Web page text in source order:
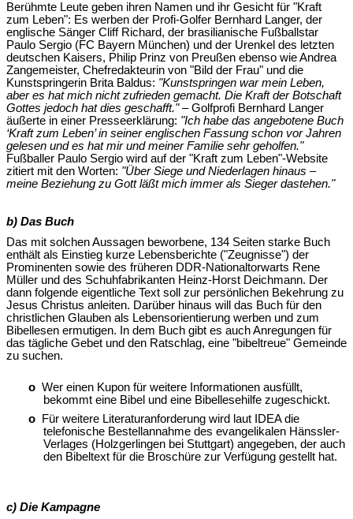
Berühmte Leute geben ihren Namen und ihr Gesicht für "Kraft
zum Leben": Es werben der Profi-Golfer Bernhard Langer, der
englische Sänger Cliff Richard, der brasilianische Fußballstar
Paulo Sergio (FC Bayern München) und der Urenkel des letzten
deutschen Kaisers, Philip Prinz von Preußen ebenso wie Andrea
Zangemeister, Chefredakteurin von "Bild der Frau" und die
Kunstspringerin Brita Baldus: "Kunstspringen war mein Leben,
aber es hat mich nicht zufrieden gemacht. Die Kraft der Botschaft
Gottes jedoch hat dies geschafft."– Golfprofi Bernhard Langer
äußerte in einer Presseerklärung: "Ich habe das angebotene Buch
‘Kraft zum Leben’ in seiner englischen Fassung schon vor Jahren
gelesen und es hat mir und meiner Familie sehr geholfen."
Fußballer Paulo Sergio wird auf der "Kraft zum Leben"-Website
zitiert mit den Worten: "Über Siege und Niederlagen hinaus –
meine Beziehung zu Gott läßt mich immer als Sieger dastehen."
b) Das Buch
Das mit solchen Aussagen beworbene, 134 Seiten starke Buch
enthält als Einstieg kurze Lebensberichte ("Zeugnisse") der
Prominenten sowie des früheren DDR-Nationaltorwarts Rene
Müller und des Schuhfabrikanten Heinz-Horst Deichmann. Der
dann folgende eigentliche Text soll zur persönlichen Bekehrung zu
Jesus Christus anleiten. Darüber hinaus will das Buch für den
christlichen Glauben als Lebensorientierung werben und zum
Bibellesen ermutigen. In dem Buch gibt es auch Anregungen für
das tägliche Gebet und den Ratschlag, eine "bibeltreue" Gemeinde
zu suchen.
o Wer einen Kupon für weitere Informationen ausfüllt,
bekommt eine Bibel und eine Bibellesehilfe zugeschickt.
o Für weitere Literaturanforderung wird laut IDEA die
telefonische Bestellannahme des evangelikalen Hänssler-
Verlages (Holzgerlingen bei Stuttgart) angegeben, der auch
den Bibeltext für die Broschüre zur Verfügung gestellt hat.
c) Die Kampagne